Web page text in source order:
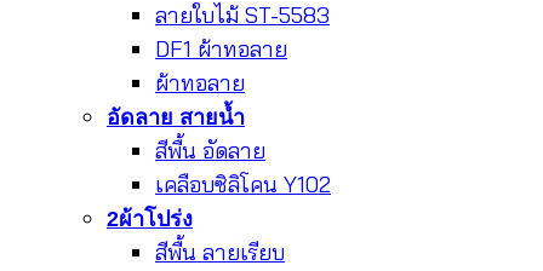
ลายใบไม้ ST-5583
DF1 ผ้าทอลาย
ผ้าทอลาย
อัดลาย สายน้ำ
สีพื้น อัดลาย
เคลือบซิลิโคน Y102
2ผ้าโปร่ง
สีพื้น ลายเรียบ